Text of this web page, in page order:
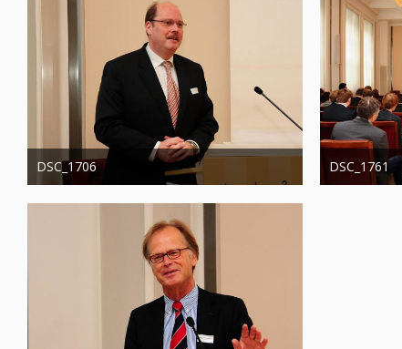
DSC_1706
Administrator
20. August 2019
1.244
0 0
DSC_1761
Administrator